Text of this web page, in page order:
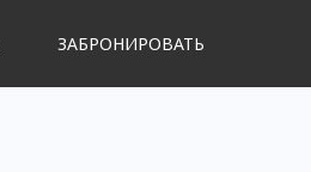
ЗАБРОНИРОВАТЬ